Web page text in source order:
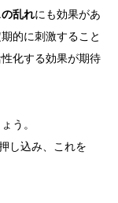
乱れにも効果があ
的に刺激すること
化する効果が期待
う。
し込み、これを